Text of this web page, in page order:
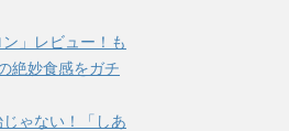
」レビュー！も
絶妙食感をガチ
じゃない！「しあ